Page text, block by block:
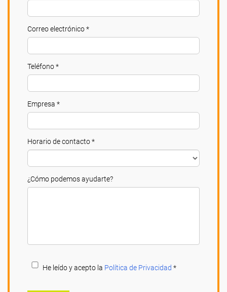
Correo electrónico *
Teléfono *
Empresa *
Horario de contacto *
¿Cómo podemos ayudarte?
He leído y acepto la Política de Privacidad *